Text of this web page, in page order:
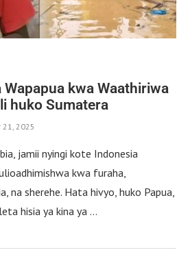
kwa Waathiriwa
huko Sumatera
2025
jamii nyingi kote Indonesia
kwa furaha,
na sherehe. Hata hivyo, huko Papua,
hisia ya kina ya …